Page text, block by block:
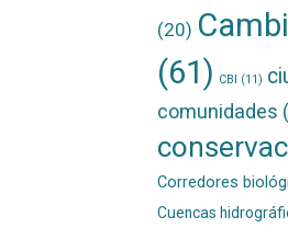
(20)
(61) CBI (11)
comunidades
Corredores
Cuencas